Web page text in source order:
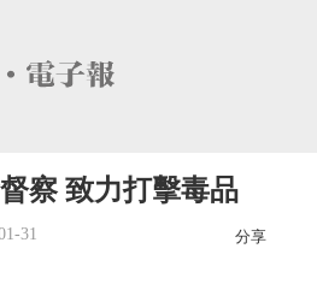
察 致力打擊毒品
31 分享